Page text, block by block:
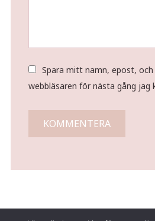
Spara mitt namn, epost, och
webbläsaren för nästa gång jag